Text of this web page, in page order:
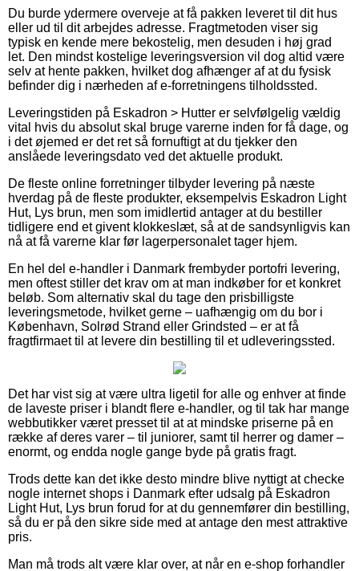
Du burde ydermere overveje at få pakken leveret til dit hus
eller ud til dit arbejdes adresse. Fragtmetoden viser sig
typisk en kende mere bekostelig, men desuden i høj grad
let. Den mindst kostelige leveringsversion vil dog altid være
selv at hente pakken, hvilket dog afhænger af at du fysisk
befinder dig i nærheden af e-forretningens tilholdssted.
Leveringstiden på Eskadron > Hutter er selvfølgelig vældig
vital hvis du absolut skal bruge varerne inden for få dage, og
i det øjemed er det ret så fornuftigt at du tjekker den
anslåede leveringsdato ved det aktuelle produkt.
De fleste online forretninger tilbyder levering på næste
hverdag på de fleste produkter, eksempelvis Eskadron Light
Hut, Lys brun, men som imidlertid antager at du bestiller
tidligere end et givent klokkeslæt, så at de sandsynligvis kan
nå at få varerne klar før lagerpersonalet tager hjem.
En hel del e-handler i Danmark frembyder portofri levering,
men oftest stiller det krav om at man indkøber for et konkret
beløb. Som alternativ skal du tage den prisbilligste
leveringsmetode, hvilket gerne – uafhængig om du bor i
København, Solrød Strand eller Grindsted – er at få
fragtfirmaet til at levere din bestilling til et udleveringssted.
Det har vist sig at være ultra ligetil for alle og enhver at finde
de laveste priser i blandt flere e-handler, og til tak har mange
webbutikker været presset til at at mindske priserne på en
række af deres varer – til juniorer, samt til herrer og damer –
enormt, og endda nogle gange byde på gratis fragt.
Trods dette kan det ikke desto mindre blive nyttigt at checke
nogle internet shops i Danmark efter udsalg på Eskadron
Light Hut, Lys brun forud for at du gennemfører din bestilling,
så du er på den sikre side med at antage den mest attraktive
pris.
Man må trods alt være klar over, at når en e-shop forhandler